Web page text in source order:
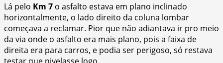
Lá pelo Km 7 o asfalto estava em plano inclinado
horizontalmente, o lado direito da coluna lombar
começava a reclamar. Pior que não adiantava ir pro meio
da via onde o asfalto era mais plano, pois a faixa de
direita era para carros, e podia ser perigoso, só restava